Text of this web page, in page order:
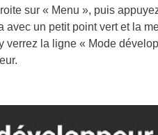
sur « Menu », puis
un petit point vert et la
verrez la ligne « Mode